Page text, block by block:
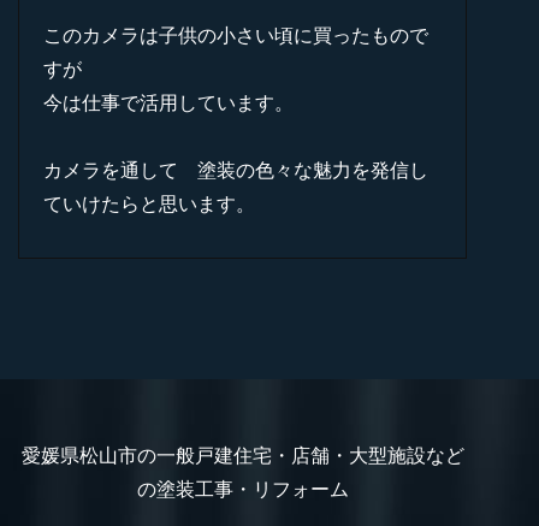
このカメラは子供の小さい頃に買ったもので
すが
今は仕事で活用しています。
カメラを通して 塗装の色々な魅力を発信し
ていけたらと思います。
愛媛県松山市の一般戸建住宅・店舗・大型施設など
の塗装工事・リフォーム